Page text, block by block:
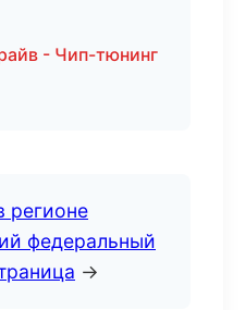
- Чип-тюнинг
регионе
федеральный
→